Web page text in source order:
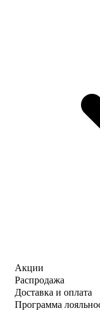
Акции
Распродажа
Доставка и оплата
Программа